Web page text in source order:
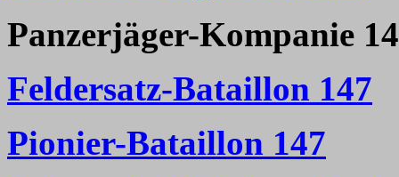
Panzerjäger-Kompanie
Feldersatz-Bataillon 147
Pionier-Bataillon 147